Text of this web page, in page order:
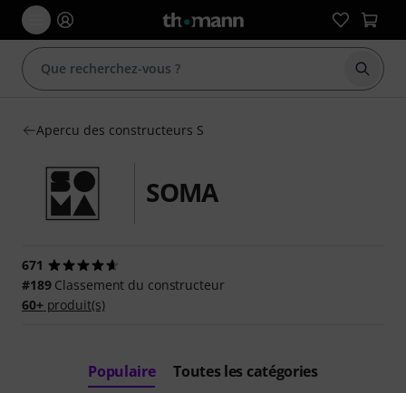
Apercu des constructeurs S
SOMA
671
#189Classement du constructeur
60+produit(s)
Populaire Toutes les catégories